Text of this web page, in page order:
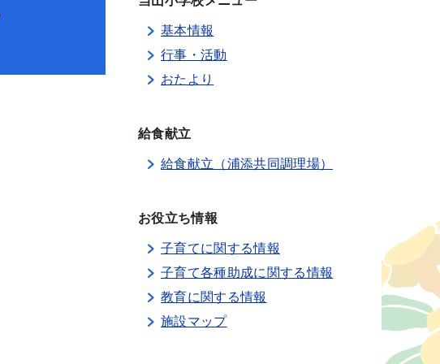
基本情報
行事・活動
おたより
給食献立
給食献立（浦添共同調理場）
お役立ち情報
子育てに関する情報
子育て各種助成に関する情報
教育に関する情報
施設マップ